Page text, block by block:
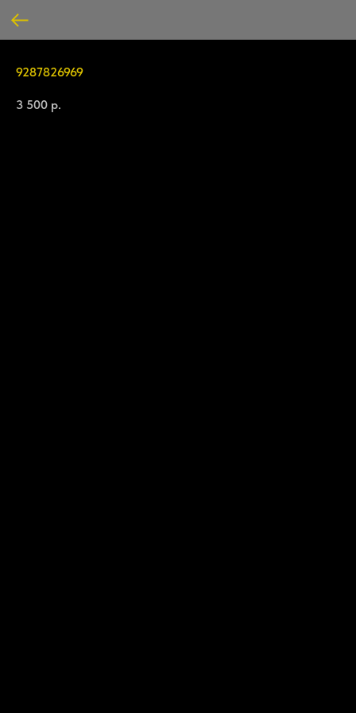
9287826969
3 500 р.